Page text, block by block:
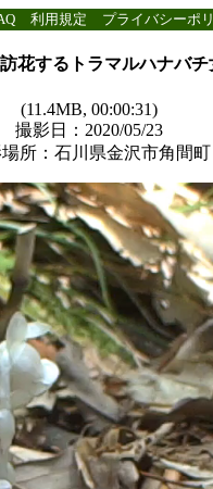
利用規定 プライバシーポ
花するトラマルハナバチ
(11.4MB, 00:00:31)
撮影日：2020/05/23
所：石川県金沢市角間町